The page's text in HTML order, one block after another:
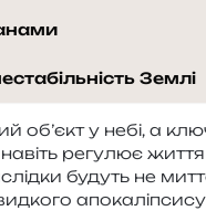
Землі
об’єкт у небі, а
регу­лює
будуть не